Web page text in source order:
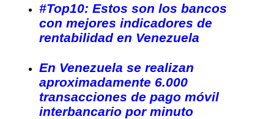
#Top10: Estos son los bancos
con mejores indicadores de
rentabilidad en Venezuela
En Venezuela se realizan
aproximadamente 6.000
transacciones de pago móvil
interbancario por minuto